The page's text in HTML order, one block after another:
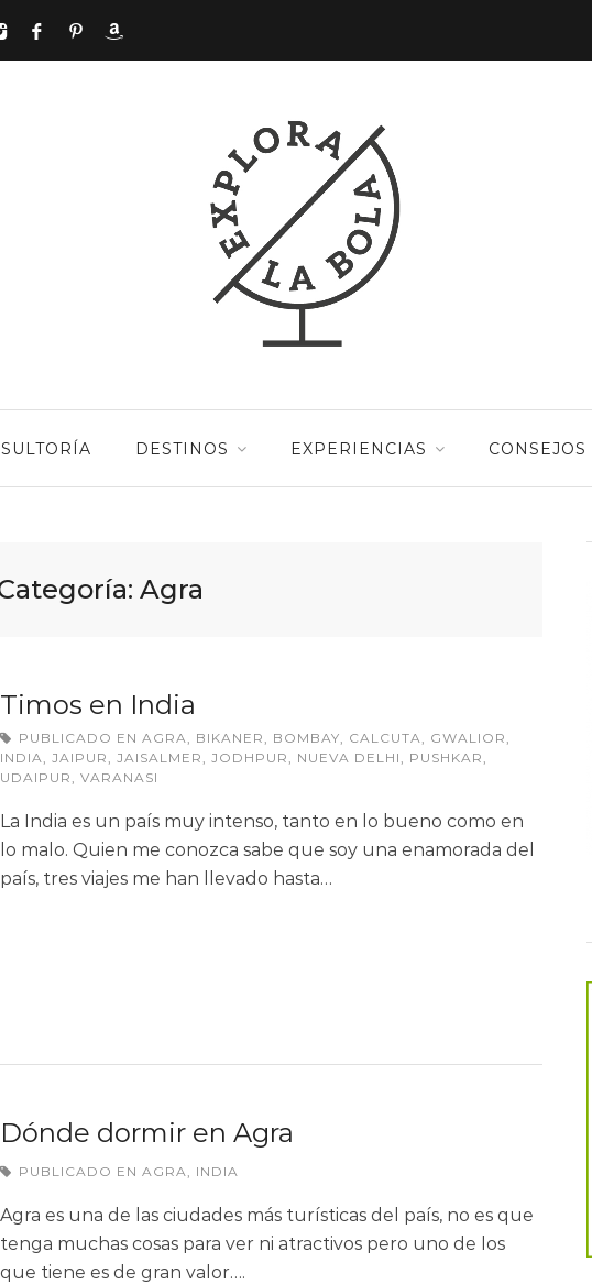
DESTINOS EXPERIENCIAS CONSEJOS
Agra
Timos en India
PUBLICADO EN AGRA, BIKANER , BOMBAY, CALCUTA, GWALIOR ,
INDIA, JAIPUR , JAISALMER , JODHPUR , NUEVA DELHI , PUSHKAR ,
UDAIPUR , VARANASI
La India es un país muy intenso, tanto en lo bueno como en
lo malo. Quien me conozca sabe que soy una enamorada del
país, tres viajes me han llevado hasta…
Dónde dormir en Agra
PUBLICADO EN AGRA, INDIA
Agra es una de las ciudades más turísticas del país, no es que
tenga muchas cosas para ver ni atractivos pero uno de los
que tiene es de gran valor….